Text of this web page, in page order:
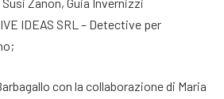
IDEAS SRL – Detective per
con la collaborazione di Maria